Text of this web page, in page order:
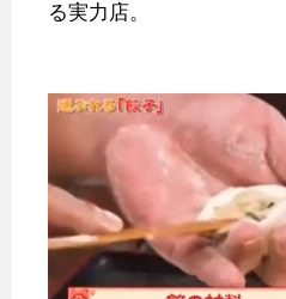
る実力店。